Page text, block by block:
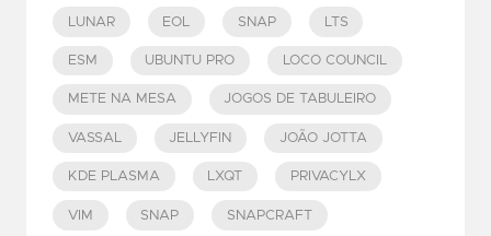
LUNAR EOL SNAP LTS
ESM UBUNTU PRO LOCO COUNCIL
METE NA MESA JOGOS DE TABULEIRO
VASSAL JELLYFIN JOÃO JOTTA
KDE PLASMA LXQT PRIVACYLX
VIM SNAP SNAPCRAFT